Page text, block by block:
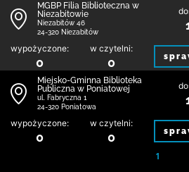
MGBP Filia Biblioteczna w
Niezabitowie
Niezabitów 46
24-320 Niezabitów
wypożyczone:
0
w czytelni:
0
Miejsko-Gminna Biblioteka
Publiczna w Poniatowej
ul. Fabryczna 1
24-320 Poniatowa
wypożyczone:
0
w czytelni:
0
1